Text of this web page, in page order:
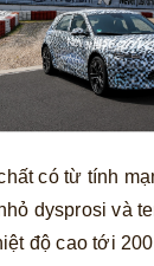
có từ tính
dysprosi và
độ cao tới